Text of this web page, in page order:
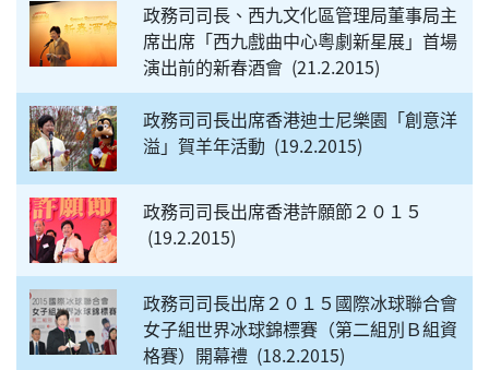
政務司司長、西九文化區管理局董事局主
席出席「西九戲曲中心粵劇新星展」首場
演出前的新春酒會 21.2.2015
政務司司長出席香港迪士尼樂園「創意洋
溢」賀羊年活動
19.2.2015
政務司司長出席香港許願節２０１５
19.2.2015
政務司司長出席２０１５國際冰球聯合會
女子組世界冰球錦標賽（第二組別Ｂ組資
格賽）開幕禮 18.2.2015